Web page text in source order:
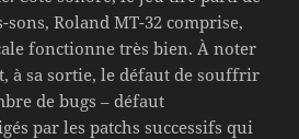
Roland MT-32 comprise,
fonctionne très bien. À noter
à sa sortie, le défaut de souffrir
de bugs – défaut
par les patchs successifs qui